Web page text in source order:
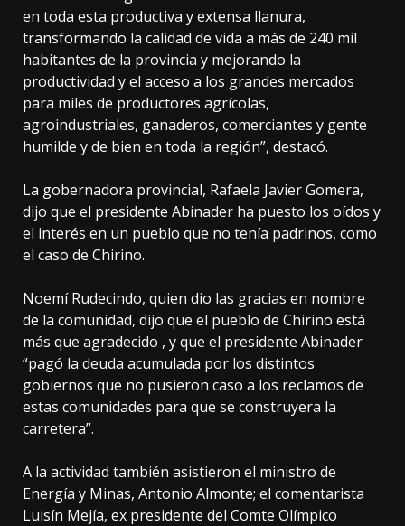
en toda esta productiva y extensa llanura,
transformando la calidad de vida a más de 240 mil
habitantes de la provincia y mejorando la
productividad y el acceso a los grandes mercados
para miles de productores agrícolas,
agroindustriales, ganaderos, comerciantes y gente
humilde y de bien en toda la región”, destacó.
La gobernadora provincial, Rafaela Javier Gomera,
dijo que el presidente Abinader ha puesto los oídos y
el interés en un pueblo que no tenía padrinos, como
el caso de Chirino.
Noemí Rudecindo, quien dio las gracias en nombre
de la comunidad, dijo que el pueblo de Chirino está
más que agradecido , y que el presidente Abinader
“pagó la deuda acumulada por los distintos
gobiernos que no pusieron caso a los reclamos de
estas comunidades para que se construyera la
carretera”.
A la actividad también asistieron el ministro de
Energía y Minas, Antonio Almonte; el comentarista
Luisín Mejía, ex presidente del Comte Olímpico